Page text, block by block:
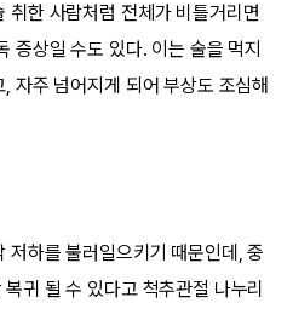
취한 사람처럼 전체가 비틀거리면
증상일 수도 있다. 이는 술을 먹지
자주 넘어지게 되어 부상도 조심해
저하를 불러일으키기 때문인데, 중
귀 될 수 있다고 척추관절 나누리